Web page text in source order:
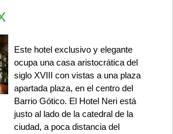
Este hotel exclusivo y elegante
ocupa una casa aristocrática del
siglo XVIII con vistas a una plaza
apartada plaza, en el centro del
Barrio Gótico. El Hotel Neri está
justo al lado de la catedral de la
ciudad, a poca distancia del